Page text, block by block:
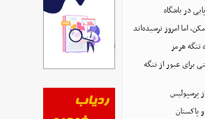
در باشگاه
اما امروز ترسیده‌اند
تنگه هرمز
برای عبور از تنگه
پرسپولیس
پاکستان